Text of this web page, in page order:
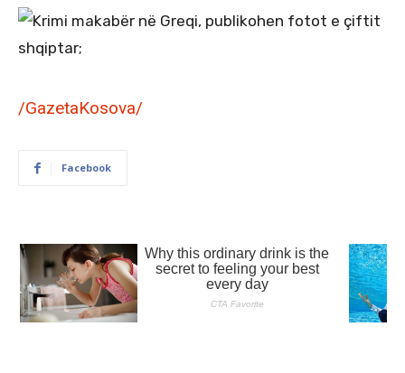
/GazetaKosova/
Facebook